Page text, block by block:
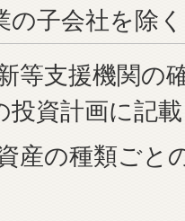
の子会社を除
等支援機関の
投資計画に記
産の種類ごと